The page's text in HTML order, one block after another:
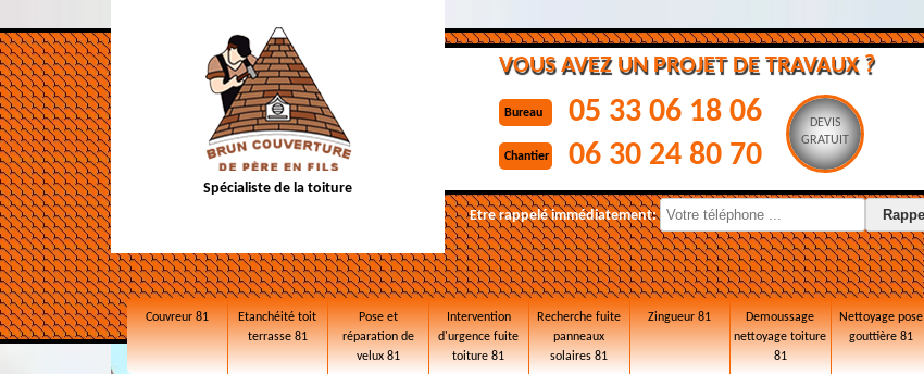
Spécialiste de la toiture
VOUS AVEZ UN PROJET DE TRAVAUX ?
Bureau 05 33 06 18 06
Chantier 06 30 24 80 70
DEVIS
GRATUIT
Etre rappelé immédiatement:
Couvreur 81
Etanchéité toit
terrasse 81
Pose et
réparation de
velux 81
Intervention
d'urgence fuite
toiture 81
Recherche fuite
panneaux
solaires 81
Zingueur 81
Demoussage
nettoyage toiture
81
Nettoyage pose
gouttière 81